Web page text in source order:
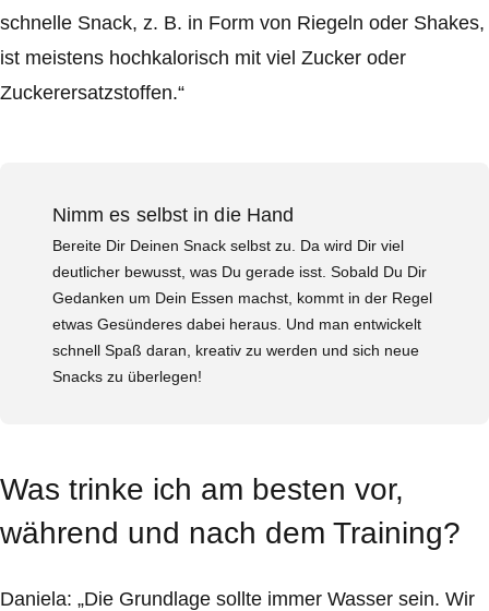
schnelle Snack, z. B. in Form von Riegeln oder Shakes,
ist meistens hochkalorisch mit viel Zucker oder
Zuckerersatzstoffen.“
Nimm es selbst in die Hand
Bereite Dir Deinen Snack selbst zu. Da wird Dir viel
deutlicher bewusst, was Du gerade isst. Sobald Du Dir
Gedanken um Dein Essen machst, kommt in der Regel
etwas Gesünderes dabei heraus. Und man entwickelt
schnell Spaß daran, kreativ zu werden und sich neue
Snacks zu überlegen!
Was trinke ich am besten vor,
während und nach dem Training?
Daniela: „Die Grundlage sollte immer Wasser sein. Wir